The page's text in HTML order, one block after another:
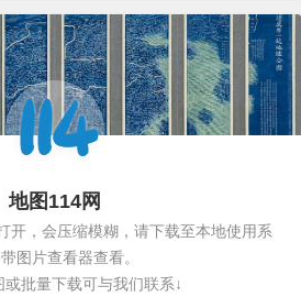
地图114网
开，会压缩模糊，请下载至本地使用系
图片查看器查看。
或批量下载可与我们联系↓